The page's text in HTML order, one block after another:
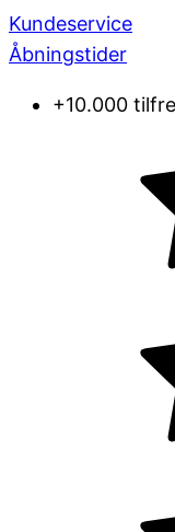
Kundeservice
Åbningstider
+10.000